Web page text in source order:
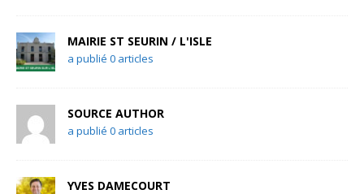
MAIRIE ST SEURIN / L'ISLE
a publié 0 articles
SOURCE AUTHOR
a publié 0 articles
YVES DAMECOURT